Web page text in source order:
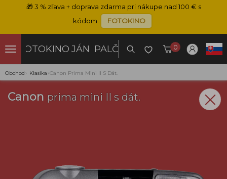
🎁3 % zľava + doprava zdarma pri nákupe nad 100 € s
kódom:
FOTOKINO
FOTOKINO JÁN PALČO 0
Obchod › Klasika ›Canon Prima Mini II S Dát.
Canon prima mini II s dát.